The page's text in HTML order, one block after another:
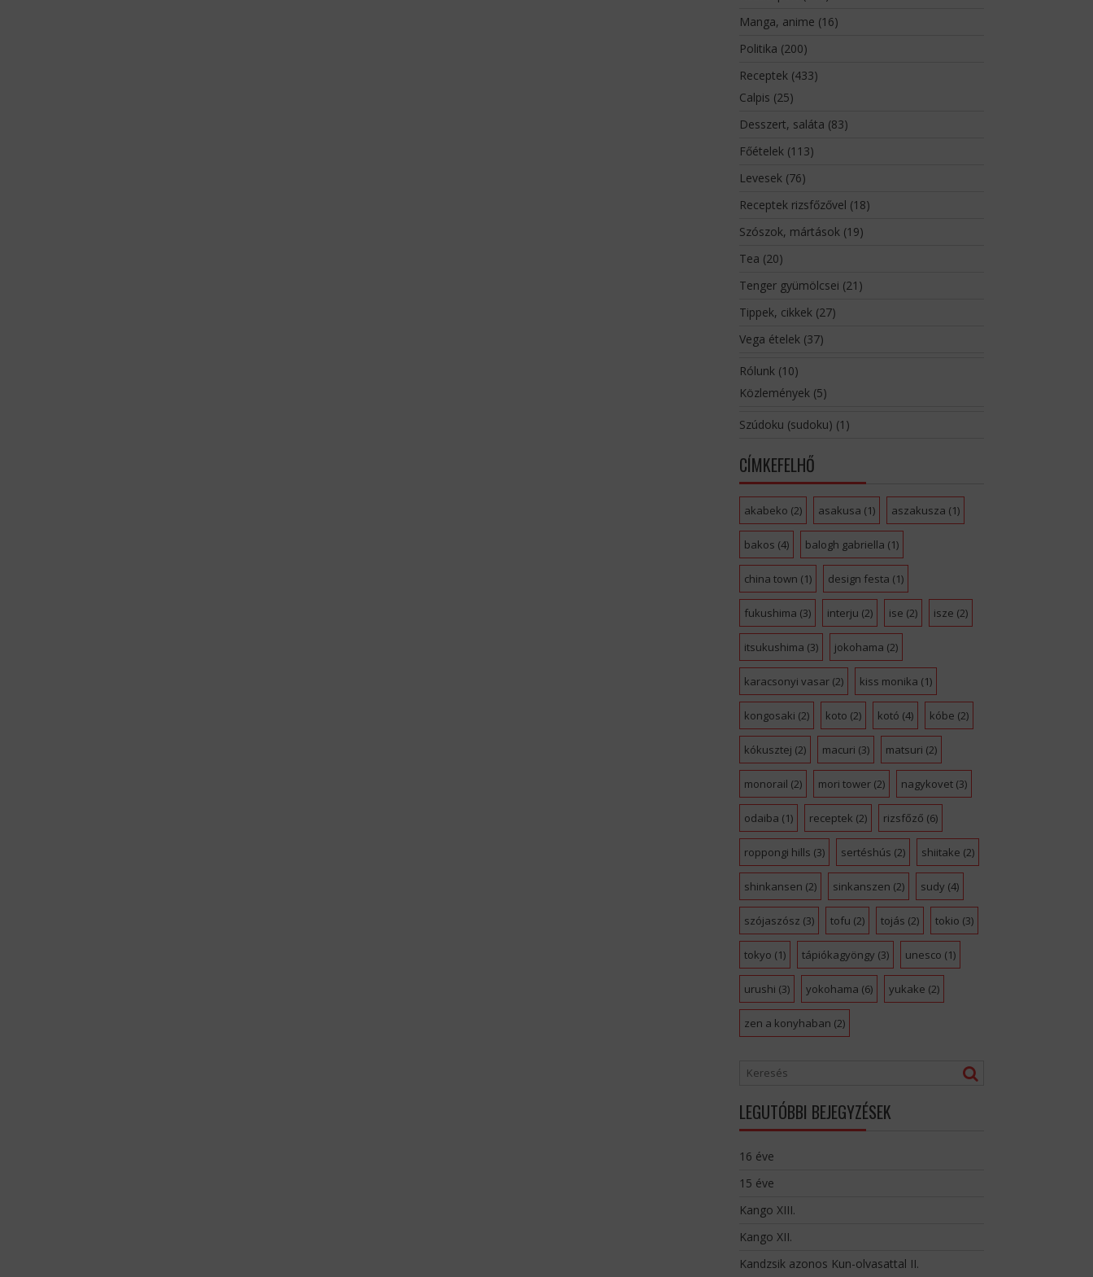
Manga, anime (16)
Politika (200)
Receptek(433)
Calpis (25)
Desszert, saláta (83)
Főételek(113)
Levesek(76)
Receptek rizsfőzővel (18)
Szószok, mártások(19)
Tea (20)
Tenger gyümölcsei (21)
Tippek, cikkek(27)
Vega ételek(37)
Rólunk(10)
Közlemények(5)
Szúdoku (sudoku) (1)
CÍMKEFELHŐ
akabeko (2) asakusa (1) aszakusza (1)
bakos (4) balogh gabriella (1)
china town (1) design festa (1)
fukushima (3) interju (2) ise (2) isze (2)
itsukushima (3) jokohama (2)
karacsonyi vasar(2) kiss monika (1)
kongosaki (2) koto (2) kotó (4) kóbe (2)
kókusztej (2) macuri (3) matsuri (2)
monorail (2) mori tower(2) nagykovet(3)
odaiba (1) receptek (2) rizsfőző (6)
roppongi hills (3) sertéshús (2) shiitake (2)
shinkansen (2) sinkanszen (2) sudy (4)
szójaszósz (3) tofu (2) tojás (2) tokio (3)
tokyo (1) tápiókagyöngy (3) unesco (1)
urushi (3) yokohama (6) yukake (2)
zen a konyhaban (2)
LEGUTÓBBI BEJEGYZÉSEK
16 éve
15 éve
Kango XIII.
Kango XII.
Kandzsik azonos Kun-olvasattal II.